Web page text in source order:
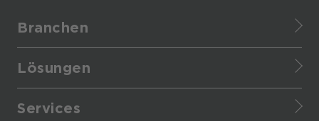
Branchen
Healthcare
Lösungen
Cloud Data Platform
Services